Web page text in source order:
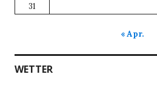
31
« Apr.
WETTER